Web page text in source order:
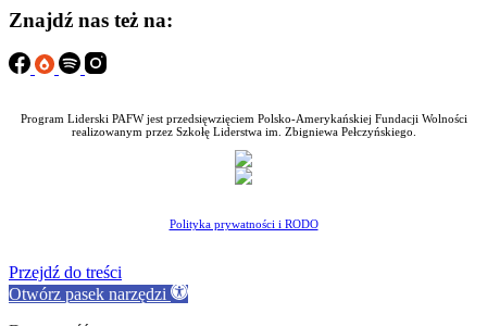
Znajdź nas też na:
Program Liderski PAFW jest przedsięwzięciem Polsko-Amerykańskiej Fundacji Wolności
realizowanym przez Szkołę Liderstwa im. Zbigniewa Pełczyńskiego.
Polityka prywatności i RODO
Przejdź do treści
Otwórz pasek narzędzi